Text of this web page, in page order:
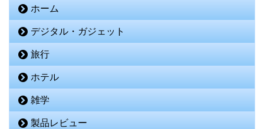
ホーム
デジタル・ガジェット
旅行
ホテル
雑学
製品レビュー